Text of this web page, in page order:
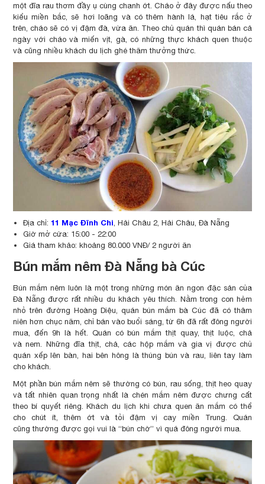
một đĩa rau thơm đầy ụ cùng chanh ớt. Cháo ở đây được nấu theo
kiểu miền bắc, sẽ hơi loãng và có thêm hành lá, hạt tiêu rắc ở
trên, cháo sẽ có vị đậm đà, vừa ăn. Theo chủ quán thì quán bán cả
ngày với cháo và miến vịt, gà, có những thực khách quen thuộc
và cũng nhiều khách du lịch ghé thăm thưởng thức.
Địa chỉ: 11 Mạc Đĩnh Chi, Hải Châu 2, Hải Châu, Đà Nẵng
Giờ mở cửa: 15:00 - 22:00
Giá tham khảo: khoảng 80.000 VNĐ/ 2 người ăn
Bún mắm nêm Đà Nẵng bà Cúc
Bún mắm nêm luôn là một trong những món ăn ngon đặc sản của
Đà Nẵng được rất nhiều du khách yêu thích. Nằm trong con hẻm
nhỏ trên đường Hoàng Diệu, quán bún mắm bà Cúc đã có thâm
niên hơn chục năm, chỉ bán vào buổi sáng, từ 6h đã rất đông người
mua, đến 9h là hết. Quán có bún mắm thịt quay, thịt luộc, chả
và nem. Những đĩa thịt, chả, các hộp mắm và gia vị được chủ
quán xếp lên bàn, hai bên hông là thúng bún và rau, liên tay làm
cho khách.
Một phần bún mắm nêm sẽ thường có bún, rau sống, thịt heo quay
và tất nhiên quan trọng nhất là chén mắm nêm được chưng cất
theo bí quyết riêng. Khách du lịch khi chưa quen ăn mắm có thể
cho chút ít, thêm ớt và tỏi đậm vị cay miền Trung. Quán
cũng thường được gọi vui là “bún chờ” vì quá đông người mua.